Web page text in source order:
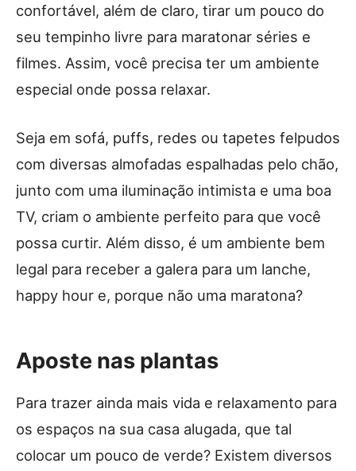
confortável, além de claro, tirar um pouco do
seu tempinho livre para maratonar séries e
filmes. Assim, você precisa ter um ambiente
especial onde possa relaxar.
Seja em sofá, puffs, redes ou tapetes felpudos
com diversas almofadas espalhadas pelo chão,
junto com uma iluminação intimista e uma boa
TV, criam o ambiente perfeito para que você
possa curtir. Além disso, é um ambiente bem
legal para receber a galera para um lanche,
happy hour e, porque não uma maratona?
Aposte nas plantas
Para trazer ainda mais vida e relaxamento para
os espaços na sua casa alugada, que tal
colocar um pouco de verde? Existem diversos